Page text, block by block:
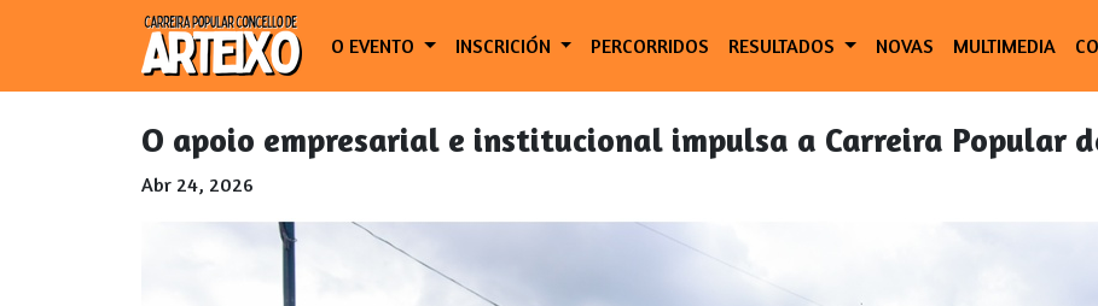
O EVENTO INSCRICIÓN PERCORRIDOS RESULTADOS NOVAS MULTIMEDIA
O apoio empresarial e institucional impulsa a Carreira Popular
Abr 24, 2026